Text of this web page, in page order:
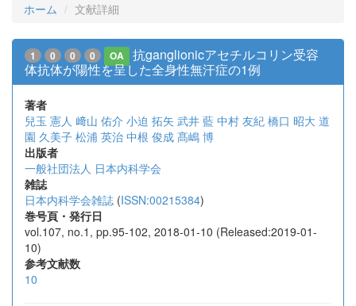
ホーム 文献詳細
1 0 0 0 OA
抗ganglionicアセチルコリン受容
体抗体が陽性を呈した全身性無汗症の1例
著者
兒玉 憲人 﨑山 佑介 小迫 拓矢 武井 藍 中村 友紀 橋口 昭大 道
園 久美子 松浦 英治 中根 俊成 髙嶋 博
出版者
一般社団法人 日本内科学会
雑誌
日本内科学会雑誌 (ISSN:00215384)
巻号頁・発行日
vol.107, no.1, pp.95-102, 2018-01-10 (Released:2019-01-
10)
参考文献数
10